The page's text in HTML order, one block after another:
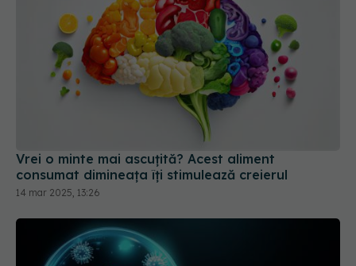
Vrei o minte mai ascuțită? Acest aliment
consumat dimineața îți stimulează creierul